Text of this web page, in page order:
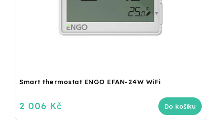
Smart thermostat ENGO EFAN-24W WiFi
2 006 Kč Do košíku